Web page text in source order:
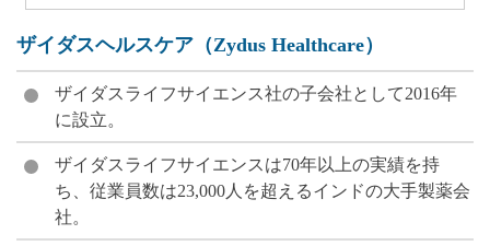
ザイダスヘルスケア（Zydus Healthcare）
ザイダスライフサイエンス社の子会社として2016年
に設立。
ザイダスライフサイエンスは70年以上の実績を持
ち、従業員数は23,000人を超えるインドの大手製薬会
社。